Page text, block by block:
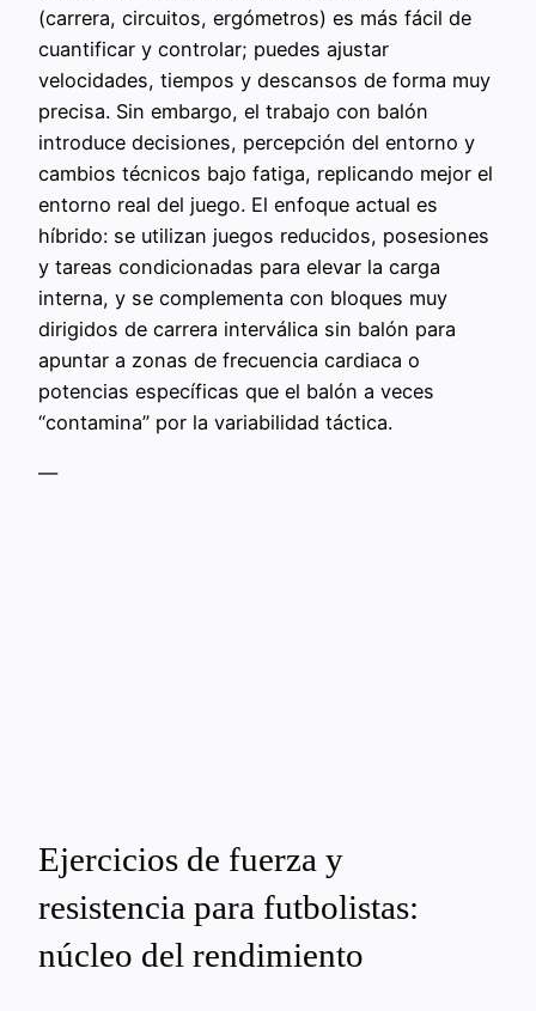
(carrera, circuitos, ergómetros) es más fácil de
cuantificar y controlar; puedes ajustar
velocidades, tiempos y descansos de forma muy
precisa. Sin embargo, el trabajo con balón
introduce decisiones, percepción del entorno y
cambios técnicos bajo fatiga, replicando mejor el
entorno real del juego. El enfoque actual es
híbrido: se utilizan juegos reducidos, posesiones
y tareas condicionadas para elevar la carga
interna, y se complementa con bloques muy
dirigidos de carrera interválica sin balón para
apuntar a zonas de frecuencia cardiaca o
potencias específicas que el balón a veces
“contamina” por la variabilidad táctica.
—
Ejercicios de fuerza y
resistencia para futbolistas:
núcleo del rendimiento